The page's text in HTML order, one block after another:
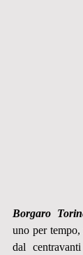
Borgaro
uno per
dal